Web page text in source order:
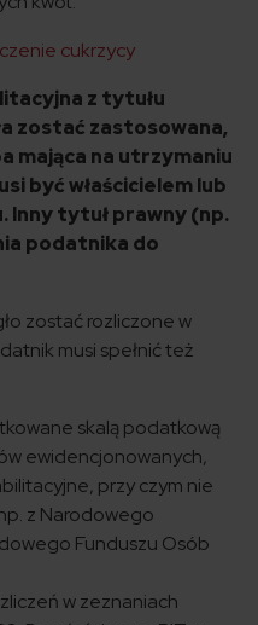
cukrzycy
z tytułu
zostać zastosowana,
mająca na utrzymaniu
być właścicielem lub
Inny tytuł prawny (np.
podatnika do
zostać rozliczone w
musi spełnić też
skalą podatkową
ewidencjonowanych,
przy czym nie
z Narodowego
Funduszu Osób
w zeznaniach